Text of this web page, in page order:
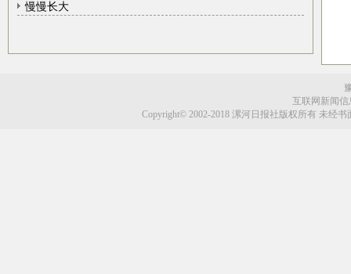
慢慢长大
互联网新闻信
Copyright© 2002-2018 漯河日报社版权所有 未经